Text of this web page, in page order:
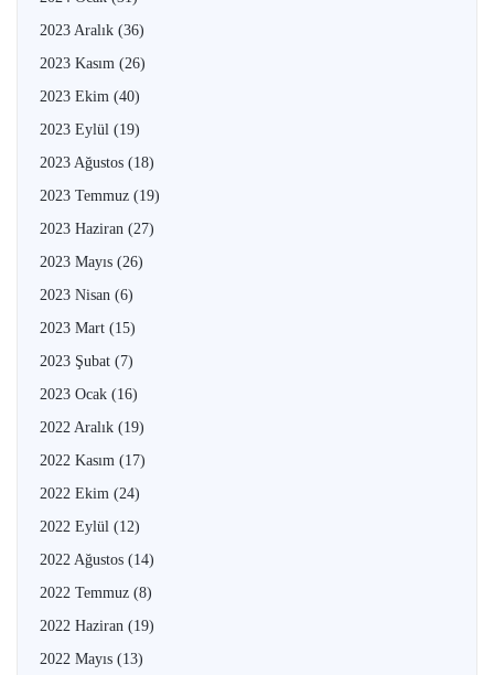
2023 Aralık (36)
2023 Kasım (26)
2023 Ekim (40)
2023 Eylül (19)
2023 Ağustos (18)
2023 Temmuz (19)
2023 Haziran (27)
2023 Mayıs (26)
2023 Nisan (6)
2023 Mart (15)
2023 Şubat (7)
2023 Ocak (16)
2022 Aralık (19)
2022 Kasım (17)
2022 Ekim (24)
2022 Eylül (12)
2022 Ağustos (14)
2022 Temmuz (8)
2022 Haziran (19)
2022 Mayıs (13)